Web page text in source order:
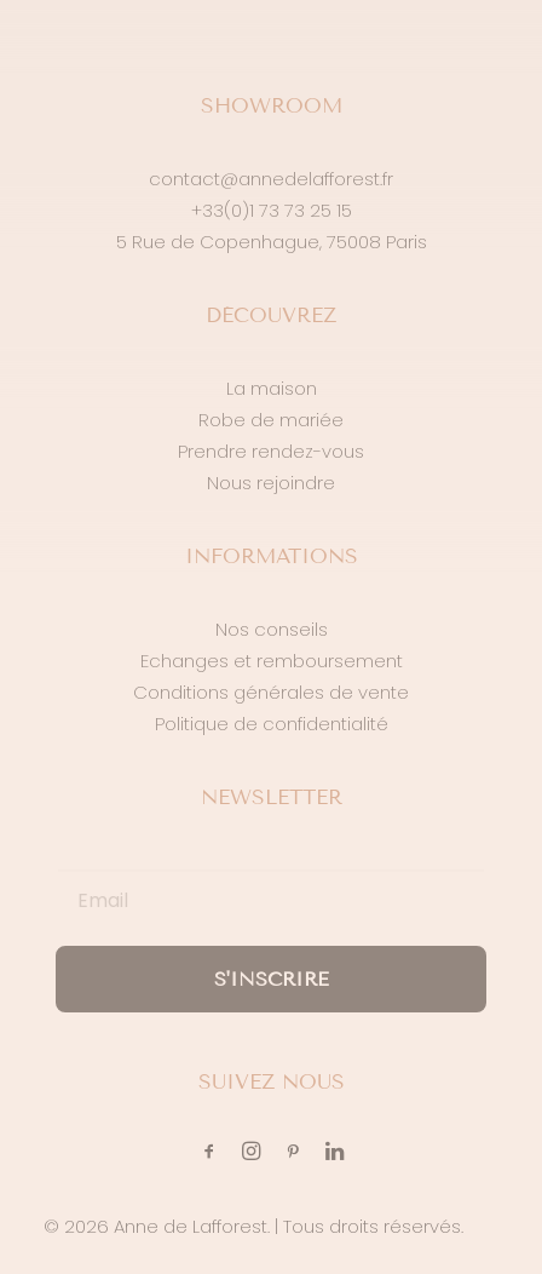
SHOWROOM
contact@annedelafforest.fr
+33(0)1 73 73 25 15
5 Rue de Copenhague, 75008 Paris
DÉCOUVREZ
La maison
Robe de mariée
Prendre rendez-vous
Nous rejoindre
INFORMATIONS
Nos conseils
Echanges et remboursement
Conditions générales de vente
Politique de confidentialité
NEWSLETTER
S'INSCRIRE
SUIVEZ NOUS
© 2026 Anne de Lafforest. | Tous droits réservés.